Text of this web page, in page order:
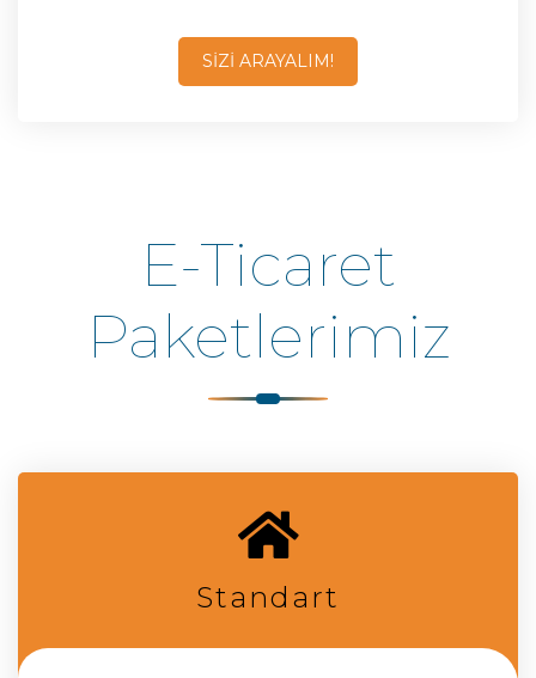
SİZİ ARAYALIM!
E-Ticaret
Paketlerimiz
Standart